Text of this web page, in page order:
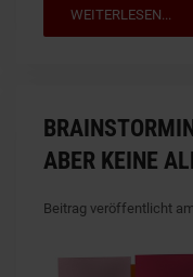
WEITERLESEN...
ABER KEINE
Beitrag veröffentlicht